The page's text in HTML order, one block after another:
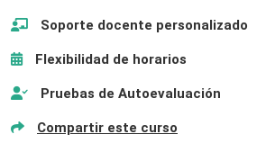
Soporte docente personalizado
Flexibilidad de horarios
Pruebas de Autoevaluación
Compartir este curso